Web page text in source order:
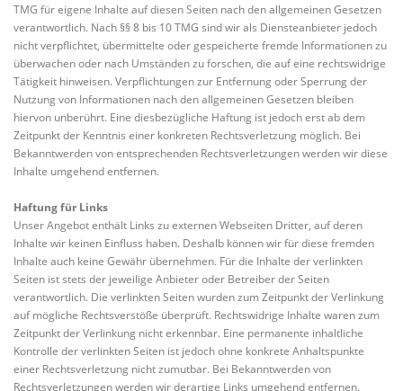
TMG für eigene Inhalte auf diesen Seiten nach den allgemeinen Gesetzen
verantwortlich. Nach §§ 8 bis 10 TMG sind wir als Diensteanbieter jedoch
nicht verpflichtet, übermittelte oder gespeicherte fremde Informationen zu
überwachen oder nach Umständen zu forschen, die auf eine rechtswidrige
Tätigkeit hinweisen. Verpflichtungen zur Entfernung oder Sperrung der
Nutzung von Informationen nach den allgemeinen Gesetzen bleiben
hiervon unberührt. Eine diesbezügliche Haftung ist jedoch erst ab dem
Zeitpunkt der Kenntnis einer konkreten Rechtsverletzung möglich. Bei
Bekanntwerden von entsprechenden Rechtsverletzungen werden wir diese
Inhalte umgehend entfernen.
Haftung für Links
Unser Angebot enthält Links zu externen Webseiten Dritter, auf deren
Inhalte wir keinen Einfluss haben. Deshalb können wir für diese fremden
Inhalte auch keine Gewähr übernehmen. Für die Inhalte der verlinkten
Seiten ist stets der jeweilige Anbieter oder Betreiber der Seiten
verantwortlich. Die verlinkten Seiten wurden zum Zeitpunkt der Verlinkung
auf mögliche Rechtsverstöße überprüft. Rechtswidrige Inhalte waren zum
Zeitpunkt der Verlinkung nicht erkennbar. Eine permanente inhaltliche
Kontrolle der verlinkten Seiten ist jedoch ohne konkrete Anhaltspunkte
einer Rechtsverletzung nicht zumutbar. Bei Bekanntwerden von
Rechtsverletzungen werden wir derartige Links umgehend entfernen.